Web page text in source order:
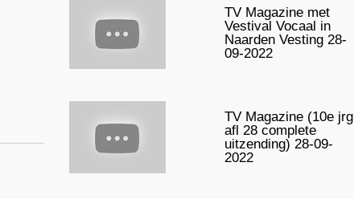
TV Magazine met
Vestival Vocaal in
Naarden Vesting 28-
09-2022
TV Magazine (10e jrg
afl 28 complete
uitzending) 28-09-
2022